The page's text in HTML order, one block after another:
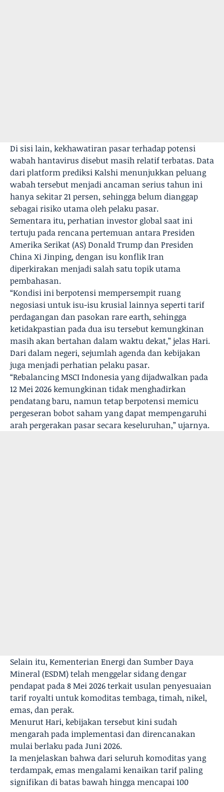
Di sisi lain, kekhawatiran pasar terhadap potensi
wabah hantavirus disebut masih relatif terbatas. Data
dari platform prediksi Kalshi menunjukkan peluang
wabah tersebut menjadi ancaman serius tahun ini
hanya sekitar 21 persen, sehingga belum dianggap
sebagai risiko utama oleh pelaku pasar.
Sementara itu, perhatian investor global saat ini
tertuju pada rencana pertemuan antara Presiden
Amerika Serikat (AS) Donald Trump dan Presiden
China Xi Jinping, dengan isu konflik Iran
diperkirakan menjadi salah satu topik utama
pembahasan.
“Kondisi ini berpotensi mempersempit ruang
negosiasi untuk isu-isu krusial lainnya seperti tarif
perdagangan dan pasokan rare earth, sehingga
ketidakpastian pada dua isu tersebut kemungkinan
masih akan bertahan dalam waktu dekat,” jelas Hari.
Dari dalam negeri, sejumlah agenda dan kebijakan
juga menjadi perhatian pelaku pasar.
“Rebalancing MSCI Indonesia yang dijadwalkan pada
12 Mei 2026 kemungkinan tidak menghadirkan
pendatang baru, namun tetap berpotensi memicu
pergeseran bobot saham yang dapat mempengaruhi
arah pergerakan pasar secara keseluruhan,” ujarnya.
Selain itu, Kementerian Energi dan Sumber Daya
Mineral (ESDM) telah menggelar sidang dengar
pendapat pada 8 Mei 2026 terkait usulan penyesuaian
tarif royalti untuk komoditas tembaga, timah, nikel,
emas, dan perak.
Menurut Hari, kebijakan tersebut kini sudah
mengarah pada implementasi dan direncanakan
mulai berlaku pada Juni 2026.
Ia menjelaskan bahwa dari seluruh komoditas yang
terdampak, emas mengalami kenaikan tarif paling
signifikan di batas bawah hingga mencapai 100